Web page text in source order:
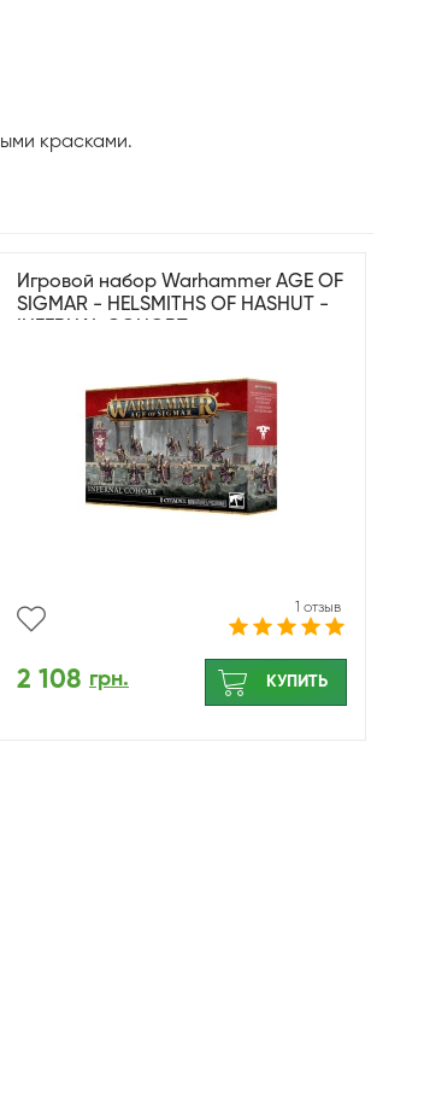
красками.
Игровой набор Warhammer AGE OF
SIGMAR - HELSMITHS OF HASHUT -
1 отзыв
2 108 грн. КУПИТЬ